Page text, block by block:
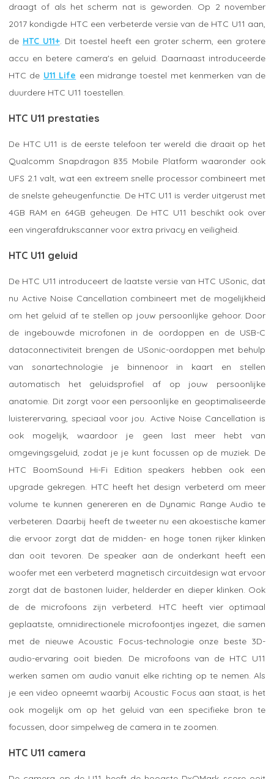
draagt of als het scherm nat is geworden. Op 2 november
2017 kondigde HTC een verbeterde versie van de HTC U11 aan,
de HTC U11+. Dit toestel heeft een groter scherm, een grotere
accu en betere camera's en geluid. Daarnaast introduceerde
HTC de U11 Life een midrange toestel met kenmerken van de
duurdere HTC U11 toestellen.
HTC U11 prestaties
De HTC U11 is de eerste telefoon ter wereld die draait op het
Qualcomm Snapdragon 835 Mobile Platform waaronder ook
UFS 2.1 valt, wat een extreem snelle processor combineert met
de snelste geheugenfunctie. De HTC U11 is verder uitgerust met
4GB RAM en 64GB geheugen. De HTC U11 beschikt ook over
een vingerafdrukscanner voor extra privacy en veiligheid.
HTC U11 geluid
De HTC U11 introduceert de laatste versie van HTC USonic, dat
nu Active Noise Cancellation combineert met de mogelijkheid
om het geluid af te stellen op jouw persoonlijke gehoor. Door
de ingebouwde microfonen in de oordoppen en de USB-C
dataconnectiviteit brengen de USonic-oordoppen met behulp
van sonartechnologie je binnenoor in kaart en stellen
automatisch het geluidsprofiel af op jouw persoonlijke
anatomie. Dit zorgt voor een persoonlijke en geoptimaliseerde
luisterervaring, speciaal voor jou. Active Noise Cancellation is
ook mogelijk, waardoor je geen last meer hebt van
omgevingsgeluid, zodat je je kunt focussen op de muziek. De
HTC BoomSound Hi-Fi Edition speakers hebben ook een
upgrade gekregen. HTC heeft het design verbeterd om meer
volume te kunnen genereren en de Dynamic Range Audio te
verbeteren. Daarbij heeft de tweeter nu een akoestische kamer
die ervoor zorgt dat de midden- en hoge tonen rijker klinken
dan ooit tevoren. De speaker aan de onderkant heeft een
woofer met een verbeterd magnetisch circuitdesign wat ervoor
zorgt dat de bastonen luider, helderder en dieper klinken. Ook
de de microfoons zijn verbeterd. HTC heeft vier optimaal
geplaatste, omnidirectionele microfoontjes ingezet, die samen
met de nieuwe Acoustic Focus-technologie onze beste 3D-
audio-ervaring ooit bieden. De microfoons van de HTC U11
werken samen om audio vanuit elke richting op te nemen. Als
je een video opneemt waarbij Acoustic Focus aan staat, is het
ook mogelijk om op het geluid van een specifieke bron te
focussen, door simpelweg de camera in te zoomen.
HTC U11 camera